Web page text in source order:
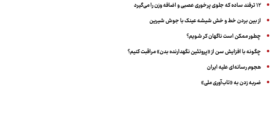
۱۲ ترفند ساده که جلوی پرخوری عصبی و اضافه ‌وزن را می‌گیرد
از بین بردن خط و خش شیشه عینک با جوش شیرین
چطور ممکن است ناگهان کر شویم؟
چگونه با افزایش سن از «پروتئین نگهدارنده بدن» مراقبت کنیم؟
هجوم رسانه‌ای علیه ایران
ضربه زدن به «تاب‌آوری ملی»